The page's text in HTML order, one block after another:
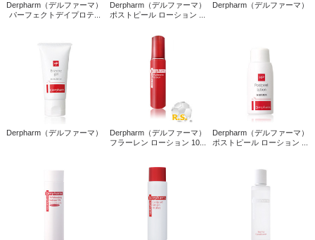
Derpharm（デルファーマ）
パーフェクトデイプロテ...
Derpharm（デルファーマ）
ポストピール ローション ...
Derpharm（デルファーマ）
Derpharm（デルファーマ）
Derpharm（デルファーマ）
フラーレン ローション 10...
Derpharm（デルファーマ）
ポストピール ローション ...